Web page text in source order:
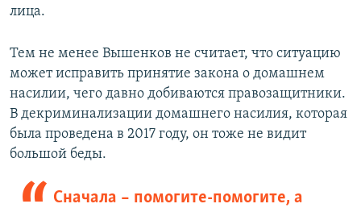
лица.
Тем не менее Вышенков не считает, что ситуацию
может исправить принятие закона о домашнем
насилии, чего давно добиваются правозащитники.
В декриминализации домашнего насилия, которая
была проведена в 2017 году, он тоже не видит
большой беды.
Сначала – помогите-помогите, а